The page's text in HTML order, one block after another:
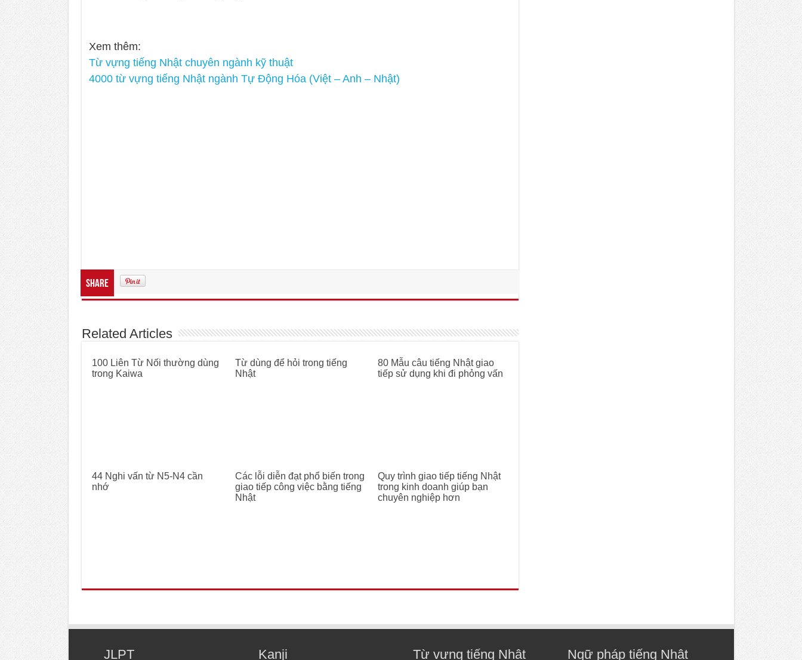
Xem thêm:
Từ vựng tiếng Nhật chuyên ngành kỹ thuật
4000 từ vựng tiếng Nhật ngành Tự Động Hóa (Việt – Anh – Nhật)
Share
Related Articles
100 Liên Từ Nối thường dùng
trong Kaiwa
Từ dùng để hỏi trong tiếng
Nhật
80 Mẫu câu tiếng Nhật giao
tiếp sử dụng khi đi phỏng vấn
44 Nghi vấn từ N5-N4 cần
nhớ
Các lỗi diễn đạt phổ biến trong
giao tiếp công việc bằng tiếng
Nhật
Quy trình giao tiếp tiếng Nhật
trong kinh doanh giúp bạn
chuyên nghiệp hơn
JLPT Kanji Từ vựng tiếng Nhật Ngữ pháp tiếng Nhật